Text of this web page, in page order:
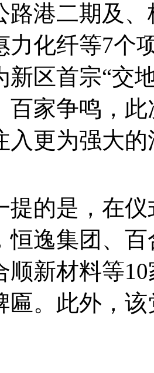
路港二期及
力化纤等7个
新区首宗“交
百家争鸣，
入更为强大的
是，在仪
恒逸集团、
顺新材料等
匾。此外，